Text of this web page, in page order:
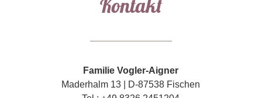
Kontakt
Familie Vogler-Aigner
Maderhalm 13 | D-87538 Fischen